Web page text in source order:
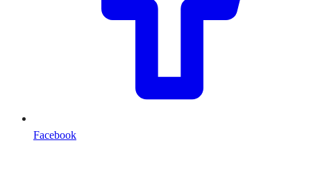
Facebook